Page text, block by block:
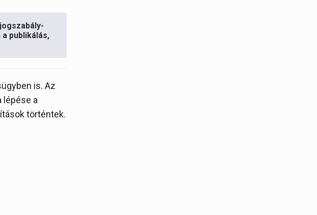
publikálás,
is. Az
lépése a
történtek.